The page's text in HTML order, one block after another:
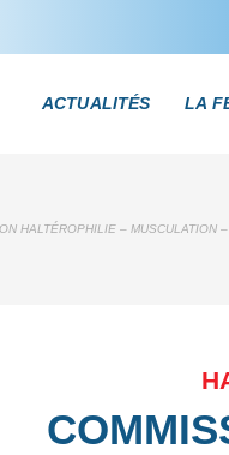
ACTUALITÉS LA
HALTÉROPHILIE – MUSCULATION